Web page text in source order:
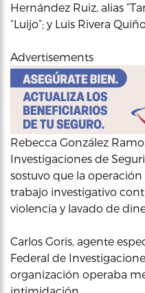
Hernández Ruiz, alias
“Luijo”; y Luis Rivera
Advertisements
Rebecca González
Investigaciones de
sostuvo que la
trabajo investigativo
violencia y lavado de
Carlos Goris, agente
Federal de
organización operaba